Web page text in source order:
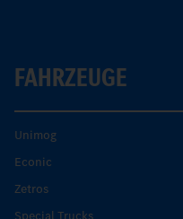
FAHRZEUGE
Unimog
Econic
Zetros